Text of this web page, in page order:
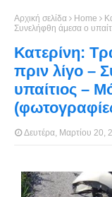
Αρχική σελίδα Home
Συνελήφθη άμεσα ο
Κατερίνη:
πριν λίγο –
υπαίτιος –
Δευτέρα, Μαρτίου 20,